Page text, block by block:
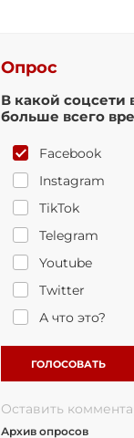
Опрос
В какой соцсети
больше всего
Facebook
Instagram
TikTok
Telegram
Youtube
Twitter
А что это?
ГОЛОСОВАТЬ
Оставить
Архив опросов